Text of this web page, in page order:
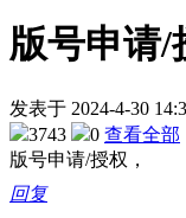
版号申请/
发表于 2024-4-30
3743
0 查看全部
版号申请/授权，
回复